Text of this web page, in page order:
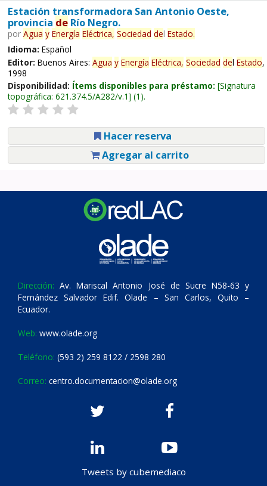
Estación transformadora San Antonio Oeste,
provincia deRío Negro.
por Agua y Energía Eléctrica, Sociedad del Estado.
Idioma: Español
Editor: Buenos Aires: Agua y Energía Eléctrica, Sociedad del Estado,
1998
Disponibilidad: Ítems disponibles para préstamo: Signatura
topográfica: 621.374.5/A282/v.1 (1).
Hacer reserva
Agregar al carrito
Dirección: Av. Mariscal Antonio José de Sucre N58-63 y
Fernández Salvador Edif. Olade – San Carlos, Quito –
Ecuador.
Web: www.olade.org
Teléfono: (593 2) 259 8122 / 2598 280
Correo: centro.documentacion@olade.org
Tweets by cubemediaco